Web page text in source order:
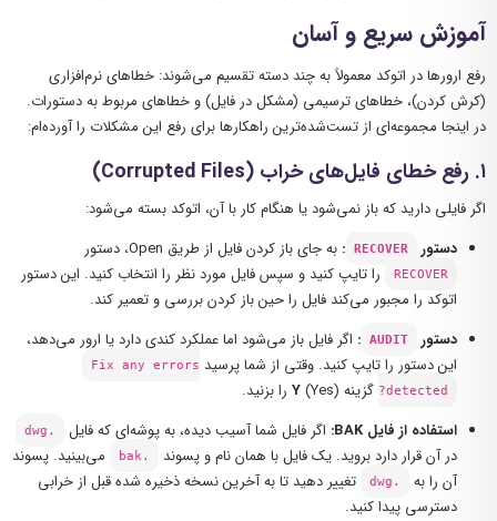
آموزش سریع و آسان
رفع ارورها در اتوکد معمولاً به چند دسته تقسیم می‌شوند: خطاهای نرم‌افزاری
(کرش کردن)، خطاهای ترسیمی (مشکل در فایل) و خطاهای مربوط به دستورات.
در اینجا مجموعه‌ای از تست‌شده‌ترین راهکارها برای رفع این مشکلات را آورده‌ام:
۱. رفع خطای فایل‌های خراب (Corrupted Files)
اگر فایلی دارید که باز نمی‌شود یا هنگام کار با آن، اتوکد بسته می‌شود:
دستور
RECOVER
: به جای باز کردن فایل از طریق Open، دستور
RECOVER
را تایپ کنید و سپس فایل مورد نظر را انتخاب کنید. این دستور
اتوکد را مجبور می‌کند فایل را حین باز کردن بررسی و تعمیر کند.
دستور
AUDIT
: اگر فایل باز می‌شود اما عملکرد کندی دارد یا ارور می‌دهد،
این دستور را تایپ کنید. وقتی از شما پرسید Fix any errors
detected?
گزینه Y(Yes) را بزنید.
استفاده از فایل BAK:
اگر فایل شما آسیب دیده، به پوشه‌ای که فایل .dwg
در آن قرار دارد بروید. یک فایل با همان نام و پسوند .bak
می‌بینید. پسوند
آن را به
.dwg
تغییر دهید تا به آخرین نسخه ذخیره شده قبل از خرابی
دسترسی پیدا کنید.